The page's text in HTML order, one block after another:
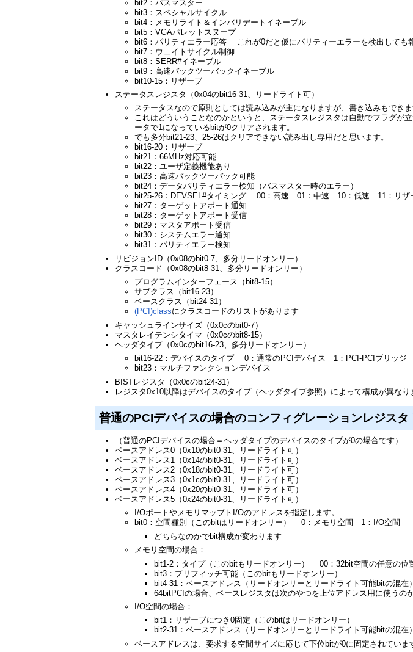
bit2：バスマスター
bit3：スペシャルサイクル
bit4：メモリライト＆インバリデートイネーブル
bit5：VGAパレットスヌープ
bit6：パリティエラー応答 これが0だと仮にパリティーエラーを検出しても
bit7：ウェイトサイクル制御
bit8：SERR#イネーブル
bit9：高速バックツーバックイネーブル
bit10-15：リザーブ
ステータスレジスタ（0x04のbit16-31、リードライト可）
ステータスなので原則としては読み込みが主になりますが、書き込みもできま
これはどういうことなのかというと、ステータスレジスタは自動でフラグが
ータで1になっているbitが0クリアされます。
でも多分bit21-23、25-26はクリアできない読み出し専用だと思います。
bit16-20：リザーブ
bit21：66MHz対応可能
bit22：ユーザ定義機能あり
bit23：高速バックツーバック可能
bit24：データパリティエラー検知（バスマスター時のエラー）
bit25-26：DEVSEL#タイミング 00：高速 01：中速 10：低速 11：リザ
bit27：ターゲットアボート通知
bit28：ターゲットアボート受信
bit29：マスタアボート受信
bit30：システムエラー通知
bit31：パリティエラー検知
リビジョンID（0x08のbit0-7、多分リードオンリー）
クラスコード（0x08のbit8-31、多分リードオンリー）
プログラムインターフェース（bit8-15）
サブクラス（bit16-23）
ベースクラス（bit24-31）
(PCI)classにクラスコードのリストがあります
キャッシュラインサイズ（0x0cのbit0-7）
マスタレイテンシタイマ（0x0cのbit8-15）
ヘッダタイプ（0x0cのbit16-23、多分リードオンリー）
bit16-22：デバイスのタイプ 0：通常のPCIデバイス 1：PCI-PCIブリッジ
bit23：マルチファンクションデバイス
BISTレジスタ（0x0cのbit24-31）
レジスタ0x10以降はデバイスのタイプ（ヘッダタイプ参照）によって構成が異なり
普通のPCIデバイスの場合のコンフィグレーションレジスタ
（普通のPCIデバイスの場合＝ヘッダタイプのデバイスのタイプが0の場合です）
ベースアドレス0（0x10のbit0-31、リードライト可）
ベースアドレス1（0x14のbit0-31、リードライト可）
ベースアドレス2（0x18のbit0-31、リードライト可）
ベースアドレス3（0x1cのbit0-31、リードライト可）
ベースアドレス4（0x20のbit0-31、リードライト可）
ベースアドレス5（0x24のbit0-31、リードライト可）
I/OポートやメモリマップトI/Oのアドレスを指定します。
bit0：空間種別（このbitはリードオンリー） 0：メモリ空間 1：I/O空間
どちらなのかでbit構成が変わります
メモリ空間の場合：
bit1-2：タイプ（このbitもリードオンリー） 00：32bit空間の任意の
bit3：プリフィッチ可能（このbitもリードオンリー）
bit4-31：ベースアドレス（リードオンリーとリードライト可能bitの混在）
64bitPCIの場合、ベースレジスタは次のやつを上位アドレス用に使うの
I/O空間の場合：
bit1：リザーブにつき0固定（このbitはリードオンリー）
bit2-31：ベースアドレス（リードオンリーとリードライト可能bitの混在）
ベースアドレスは、要求する空間サイズに応じて下位bitが0に固定されていま